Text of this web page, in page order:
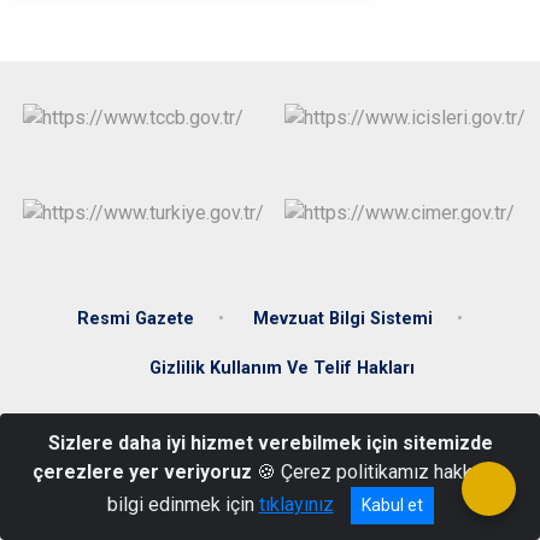
Resmi Gazete Mevzuat Bilgi Sistemi
Gizlilik Kullanım Ve Telif Hakları
0422 681 20 01
Sizlere daha iyi hizmet verebilmek için sitemizde
çerezlere yer veriyoruz 🍪 Çerez politikamız hakkında
bilgi edinmek için tıklayınız Kabul et